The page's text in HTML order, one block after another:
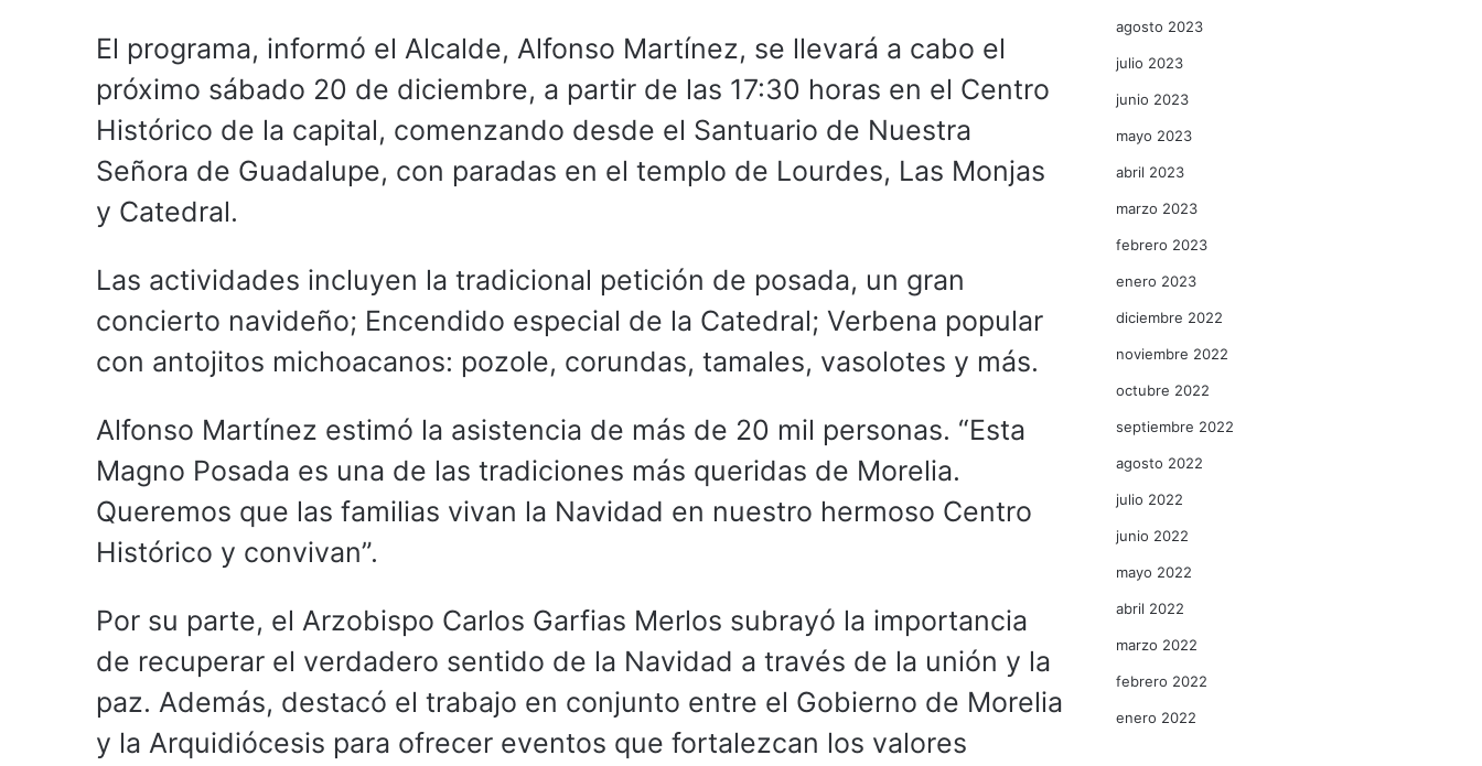
El programa, informó el Alcalde, Alfonso Martínez, se llevará a cabo el
próximo sábado 20 de diciembre, a partir de las 17:30 horas en el Centro
Histórico de la capital, comenzando desde el Santuario de Nuestra
Señora de Guadalupe, con paradas en el templo de Lourdes, Las Monjas
y Catedral.
Las actividades incluyen la tradicional petición de posada, un gran
concierto navideño; Encendido especial de la Catedral; Verbena popular
con antojitos michoacanos: pozole, corundas, tamales, vasolotes y más.
Alfonso Martínez estimó la asistencia de más de 20 mil personas. “Esta
Magno Posada es una de las tradiciones más queridas de Morelia.
Queremos que las familias vivan la Navidad en nuestro hermoso Centro
Histórico y convivan”.
Por su parte, el Arzobispo Carlos Garfias Merlos subrayó la importancia
de recuperar el verdadero sentido de la Navidad a través de la unión y la
paz. Además, destacó el trabajo en conjunto entre el Gobierno de Morelia
y la Arquidiócesis para ofrecer eventos que fortalezcan los valores
agosto 2023
julio 2023
junio 2023
mayo 2023
abril 2023
marzo 2023
febrero 2023
enero 2023
diciembre 2022
noviembre 2022
octubre 2022
septiembre 2022
agosto 2022
julio 2022
junio 2022
mayo 2022
abril 2022
marzo 2022
febrero 2022
enero 2022